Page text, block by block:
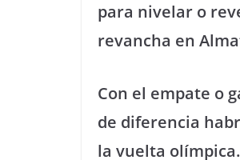
para nivelar o
revancha en
Con el empate o
de diferencia
la vuelta olímpica.